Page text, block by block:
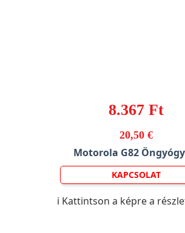
8.367 Ft
20,50 €
Motorola G82
KAPCSOLAT
ℹ️ Kattintson a képre a